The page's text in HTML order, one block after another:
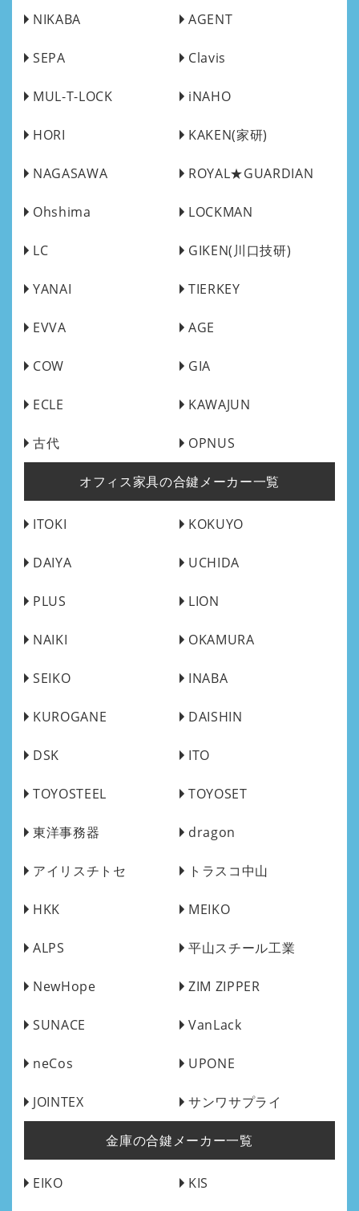
NIKABA AGENT
SEPA Clavis
MUL-T-LOCK iNAHO
HORI KAKEN(家研)
NAGASAWA ROYAL★GUARDIAN
Ohshima LOCKMAN
LC GIKEN(川口技研)
YANAI TIERKEY
EVVA AGE
COW GIA
ECLE KAWAJUN
古代 OPNUS
オフィス家具の合鍵メーカー一覧
ITOKI KOKUYO
DAIYA UCHIDA
PLUS LION
NAIKI OKAMURA
SEIKO INABA
KUROGANE DAISHIN
DSK ITO
TOYOSTEEL TOYOSET
東洋事務器 dragon
アイリスチトセ トラスコ中山
HKK MEIKO
ALPS 平山スチール工業
NewHope ZIM ZIPPER
SUNACE VanLack
neCos UPONE
JOINTEX サンワサプライ
金庫の合鍵メーカー一覧
EIKO KIS